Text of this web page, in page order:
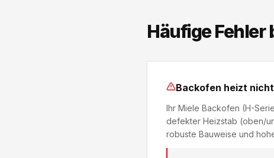
Häufige Fehler
Backofen heizt
Ihr Miele Backofen (H-
defekter Heizstab (oben/
robuste Bauweise und